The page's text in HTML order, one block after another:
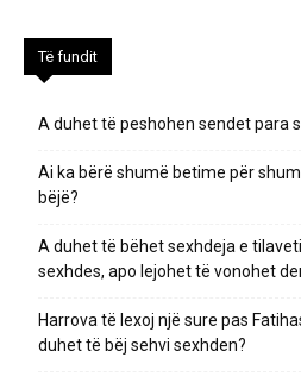
Të fundit
A duhet të peshohen sendet para
Ai ka bërë shumë betime për
bëjë?
A duhet të bëhet sexhdeja e
sexhdes, apo lejohet të vonohet
Harrova të lexoj një sure pas
duhet të bëj sehvi sexhden?